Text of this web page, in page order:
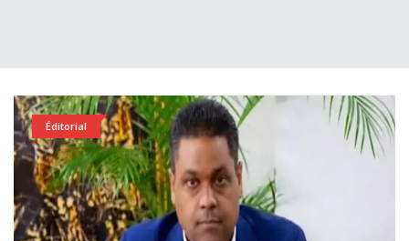
Éditorial